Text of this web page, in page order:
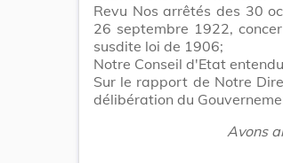
Revu Nos arrêtés des 30
26 septembre 1922,
susdite loi de 1906;
Notre Conseil d'Etat
Sur le rapport de Notre
délibération du
Avons